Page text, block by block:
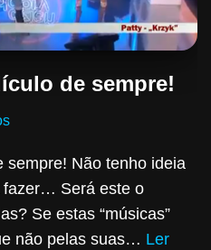
de sempre!
sempre! Não tenho ideia
fazer… Será este o
Se estas “músicas”
não pelas suas… Ler